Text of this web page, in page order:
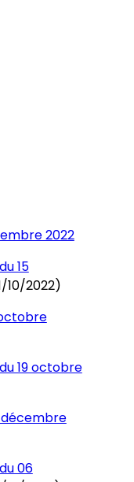
2022
15
10/2022)
19 octobre
décembre
06